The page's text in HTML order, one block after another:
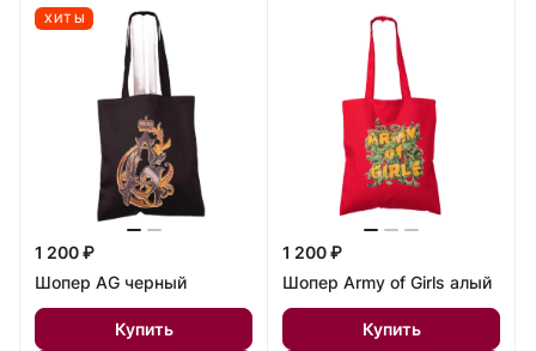
ХИТЫ
1 200 ₽
Шопер AG черный
Купить
1 200 ₽
Шопер Army of Girls алый
Купить